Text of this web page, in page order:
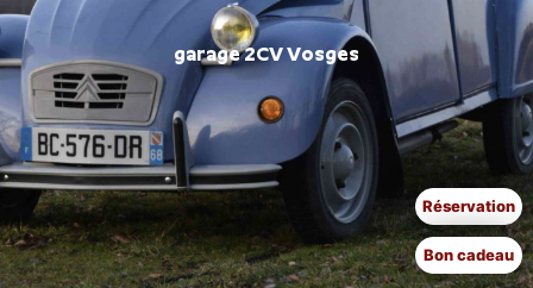
garage 2CV Vosges
Réservation
Bon cadeau